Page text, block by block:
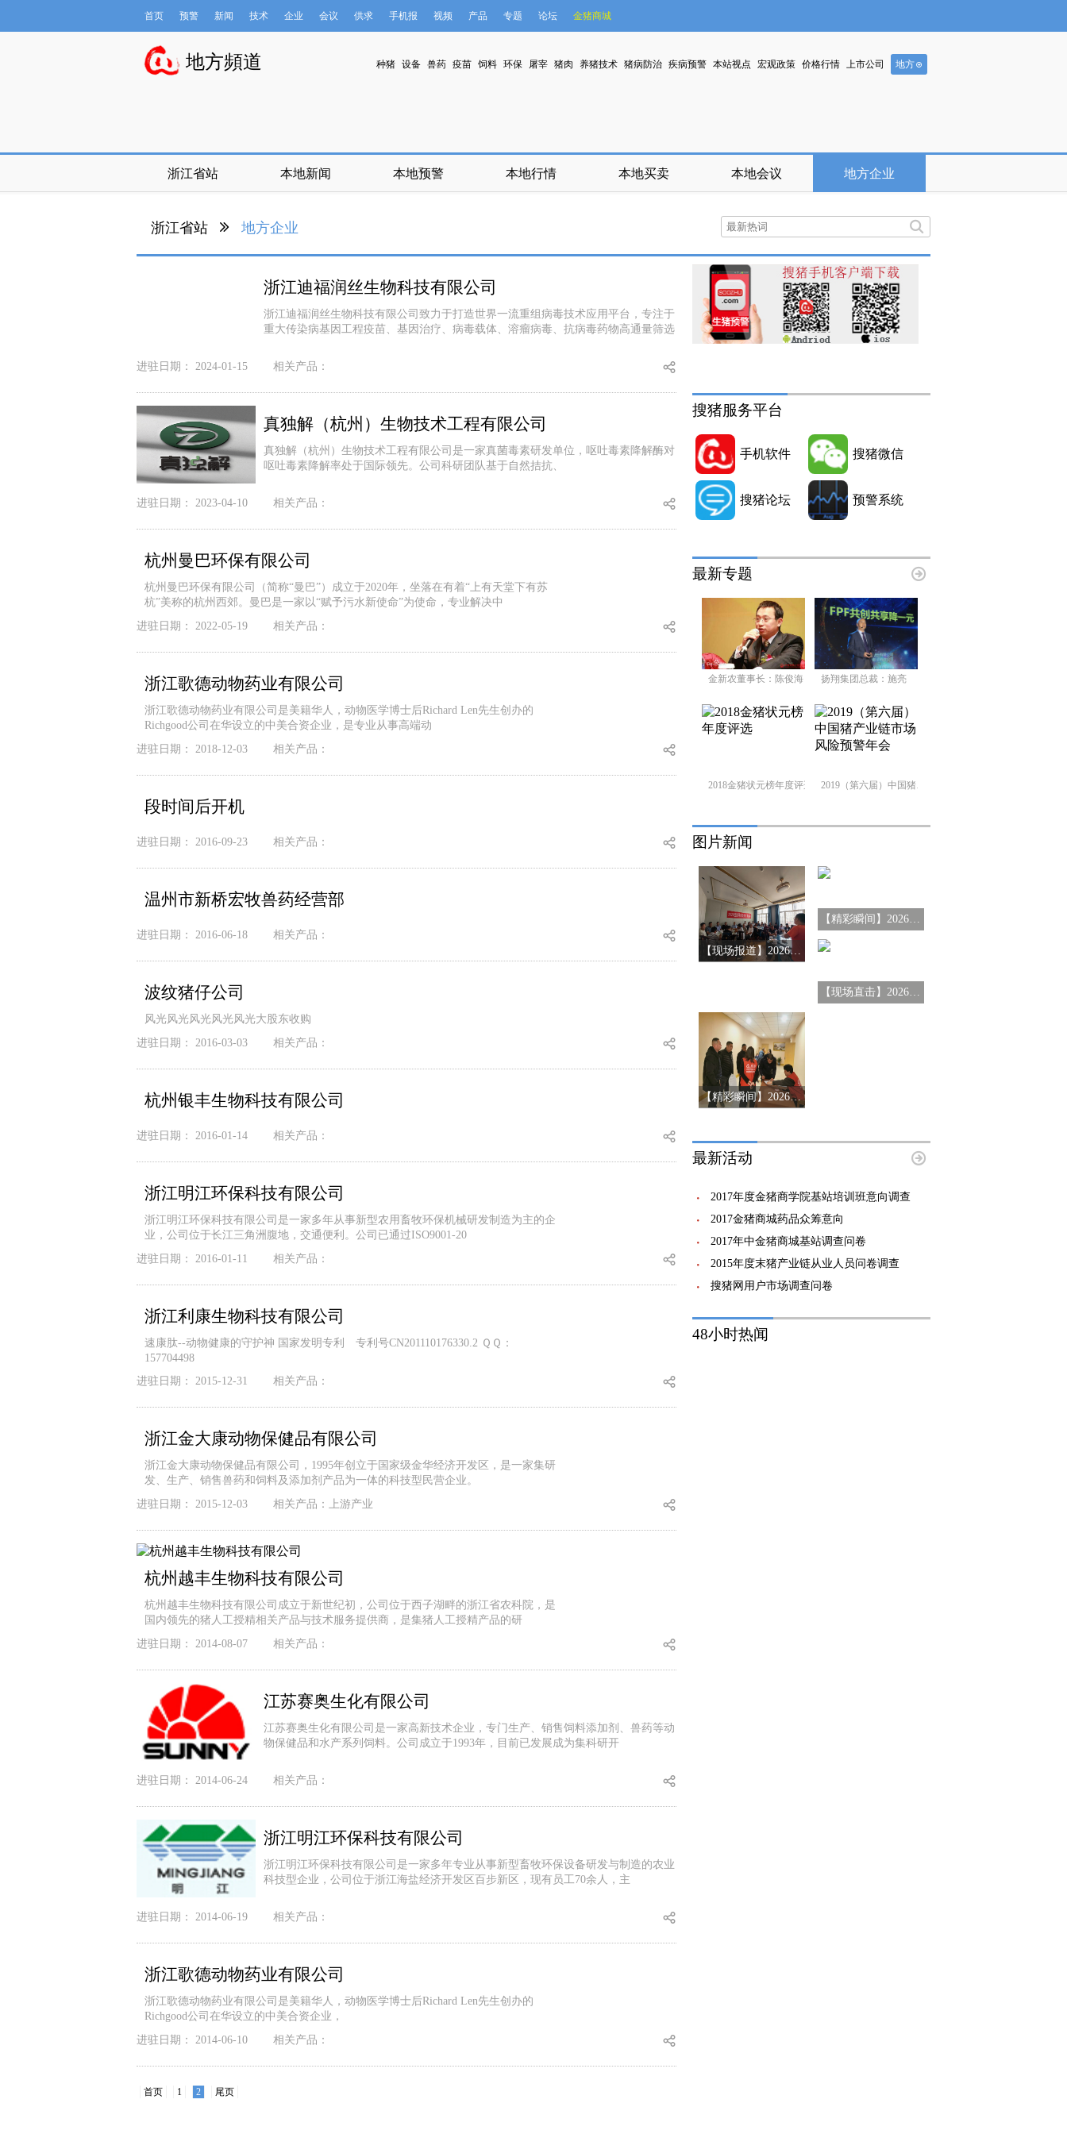
首页 预警 新闻 技术 企业 会议 供求 手机报 视频 产品 专题 论坛 金猪商城
数据库
地方頻道 种猪 设备 兽药 疫苗 饲料 环保 屠宰 猪肉 养猪技术 猪病防治 疾病预警 本站视点 宏观政策 价格行情 上市公司 地方
浙江省站 本地新闻 本地预警 本地行情 本地买卖 本地会议 地方企业
浙江省站 地方企业
浙江迪福润丝生物科技有限公司
浙江迪福润丝生物科技有限公司致力于打造世界一流重组病毒技术应用平台，专注于
重大传染病基因工程疫苗、基因治疗、病毒载体、溶瘤病毒、抗病毒药物高通量筛选
进驻日期： 2024-01-15 相关产品：
真独解（杭州）生物技术工程有限公司
真独解（杭州）生物技术工程有限公司是一家真菌毒素研发单位，呕吐毒素降解酶对
呕吐毒素降解率处于国际领先。公司科研团队基于自然拮抗、
进驻日期： 2023-04-10 相关产品：
杭州曼巴环保有限公司
杭州曼巴环保有限公司（简称“曼巴”）成立于2020年，坐落在有着“上有天堂下有苏
杭”美称的杭州西郊。曼巴是一家以“赋予污水新使命”为使命，专业解决中
进驻日期： 2022-05-19 相关产品：
浙江歌德动物药业有限公司
浙江歌德动物药业有限公司是美籍华人，动物医学博士后Richard Len先生创办的
Richgood公司在华设立的中美合资企业，是专业从事高端动
进驻日期： 2018-12-03 相关产品：
段时间后开机
进驻日期： 2016-09-23 相关产品：
温州市新桥宏牧兽药经营部
进驻日期： 2016-06-18 相关产品：
波纹猪仔公司
风光风光风光风光风光大股东收购
进驻日期： 2016-03-03 相关产品：
杭州银丰生物科技有限公司
进驻日期： 2016-01-14 相关产品：
浙江明江环保科技有限公司
浙江明江环保科技有限公司是一家多年从事新型农用畜牧环保机械研发制造为主的企
业，公司位于长江三角洲腹地，交通便利。公司已通过ISO9001-20
进驻日期： 2016-01-11 相关产品：
浙江利康生物科技有限公司
速康肽--动物健康的守护神 国家发明专利 专利号CN201110176330.2 ＱＱ：
157704498
进驻日期： 2015-12-31 相关产品：
浙江金大康动物保健品有限公司
浙江金大康动物保健品有限公司，1995年创立于国家级金华经济开发区，是一家集研
发、生产、销售兽药和饲料及添加剂产品为一体的科技型民营企业。
进驻日期： 2015-12-03 相关产品： 上游产业
杭州越丰生物科技有限公司
杭州越丰生物科技有限公司成立于新世纪初，公司位于西子湖畔的浙江省农科院，是
国内领先的猪人工授精相关产品与技术服务提供商，是集猪人工授精产品的研
进驻日期： 2014-08-07 相关产品：
江苏赛奥生化有限公司
江苏赛奥生化有限公司是一家高新技术企业，专门生产、销售饲料添加剂、兽药等动
物保健品和水产系列饲料。公司成立于1993年，目前已发展成为集科研开
进驻日期： 2014-06-24 相关产品：
浙江明江环保科技有限公司
浙江明江环保科技有限公司是一家多年专业从事新型畜牧环保设备研发与制造的农业
科技型企业，公司位于浙江海盐经济开发区百步新区，现有员工70余人，主
进驻日期： 2014-06-19 相关产品：
浙江歌德动物药业有限公司
浙江歌德动物药业有限公司是美籍华人，动物医学博士后Richard Len先生创办的
Richgood公司在华设立的中美合资企业，
进驻日期： 2014-06-10 相关产品：
首页 1 2 尾页
搜猪服务平台
手机软件 搜猪微信
搜猪论坛 预警系统
最新专题
金新农董事长：陈俊海 扬翔集团总裁：施亮
2018金猪状元榜年度评选 2019（第六届）中国猪产业链市场风险预警年会
图片新闻
【现场报道】2026年搜猪俱乐部会员见面会-山东临沂站
【精彩瞬间】2026搜猪俱乐部会员见面会-山东济南站
【现场直击】2026第十三届猪产业链风险预警年会第三站-辽宁沈阳
【精彩瞬间】2026第十三届猪产业链风险预警年会济南站
最新活动
2017年度金猪商学院基站培训班意向调查
2017金猪商城药品众筹意向
2017年中金猪商城基站调查问卷
2015年度末猪产业链从业人员问卷调查
搜猪网用户市场调查问卷
48小时热闻